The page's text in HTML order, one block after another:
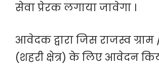
सेवा प्रेरक लगाया जावेगा ।
आवेदक द्वारा जिस राजस्व ग्राम /
(शहरी क्षेत्र) के लिए आवेदन